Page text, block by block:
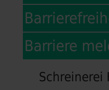
Barriere
Schreinerei